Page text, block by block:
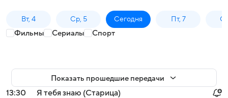
Вт, 4 Ср, 5 Сегодня Пт, 7
Фильмы Сериалы Спорт
Показать прошедшие передачи
13:30
Я тебя знаю (Старица)